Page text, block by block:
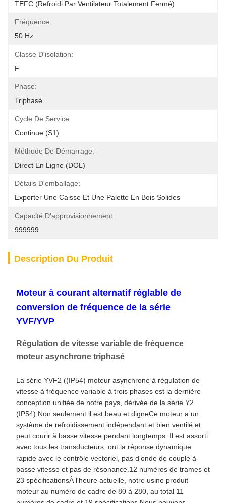
TEFC (refroidi Par Ventilateur Totalement Fermé)
Fréquence:
50 Hz
Classe D'isolation:
F
Phase:
Triphasé
Cycle De Service:
Continue (S1)
Méthode De Démarrage:
Direct En Ligne (DOL)
Détails D'emballage:
Exporter Une Caisse Et Une Palette En Bois Solides
Capacité D'approvisionnement:
999999
Description Du Produit
Moteur à courant alternatif réglable de
conversion de fréquence de la série
YVF/YVP
Régulation de vitesse variable de fréquence
moteur asynchrone triphasé
La série YVF2 ((IP54) moteur asynchrone à régulation de
vitesse à fréquence variable à trois phases est la dernière
conception unifiée de notre pays, dérivée de la série Y2
(IP54).Non seulement il est beau et digneCe moteur a un
système de refroidissement indépendant et bien ventilé.et
peut courir à basse vitesse pendant longtemps. Il est assorti
avec tous les transducteurs, ont la réponse dynamique
rapide avec le contrôle vectoriel, pas d'onde de couple à
basse vitesse et pas de résonance.12 numéros de trames et
23 spécificationsÀ l'heure actuelle, notre usine produit
moteur au numéro de cadre de 80 à 280, au total 11